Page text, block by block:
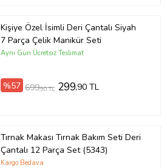
Kişiye Özel İsimli Deri Çantalı Siyah
7 Parça Çelik Manikür Seti
Aynı Gün Ücretsiz Teslimat
%57 699,90 TL 299,90 TL
Tırnak Makası Tırnak Bakım Seti Deri
Çantalı 12 Parça Set (5343)
Kargo Bedava